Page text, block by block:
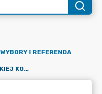
WYBORY I REFERENDA
HARMONOGRAM DYŻURÓW MIEJSKIEJ KOMISJI WYBORCZEJ W ĆMIELOWIE W DNIACH 06.04.2024 R. - 07.04.2024 R.